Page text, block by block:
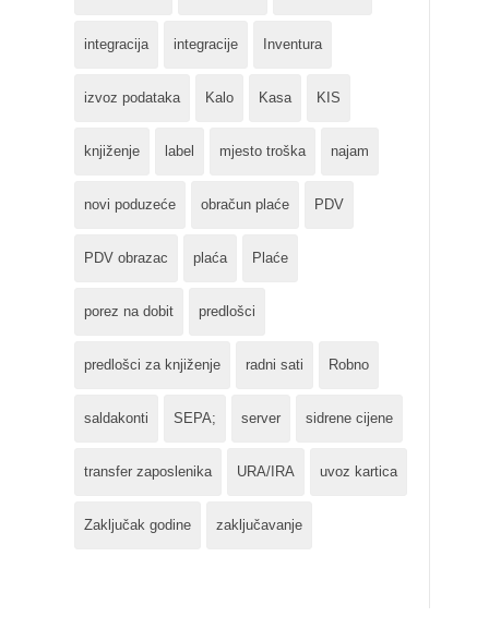
integracija integracije Inventura
izvoz podataka Kalo Kasa KIS
knjiženje label mjesto troška najam
novi poduzeće obračun plaće PDV
PDV obrazac plaća Plaće
porez na dobit predlošci
predlošci za knjiženje radni sati Robno
saldakonti SEPA; server sidrene cijene
transfer zaposlenika URA/IRA uvoz kartica
Zaključak godine zaključavanje